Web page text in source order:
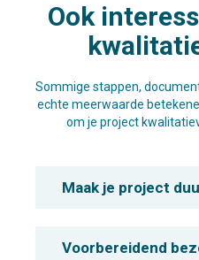
Ook
Sommige stappen,
echte meerwaarde
om je project
Maak je project
Voorbereidend